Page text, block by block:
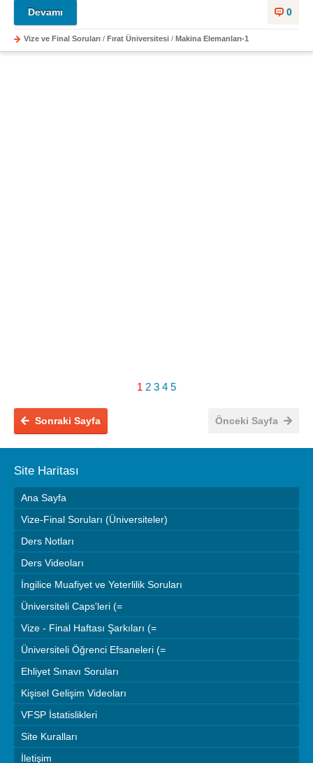
0
Devamı
Vize ve Final Soruları / Fırat Üniversitesi / Makina Elemanları-1
1 2 3 4 5
Önceki Sayfa
Sonraki Sayfa
Site Haritası
Ana Sayfa
Vize-Final Soruları (Üniversiteler)
Ders Notları
Ders Videoları
İngilice Muafiyet ve Yeterlilik Soruları
Üniversiteli Caps'leri (=
Vize - Final Haftası Şarkıları (=
Üniversiteli Öğrenci Efsaneleri (=
Ehliyet Sınavı Soruları
Kişisel Gelişim Videoları
VFSP İstatislikleri
Site Kuralları
İletişim